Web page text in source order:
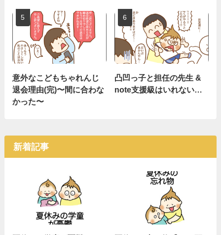
意外なこどもちゃれんじ
退会理由(完)〜間に合わな
かった〜
凸凹っ子と担任の先生 &
note支援級はいれない…
新着記事